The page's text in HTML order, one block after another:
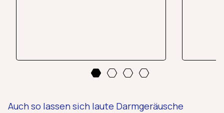
Auch so lassen sich laute Darmgeräusche